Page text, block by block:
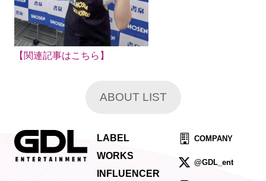
【関連記事はこちら】
ABOUT LIST
LABEL
WORKS
INFLUENCER
COMPANY
@GDL_ent